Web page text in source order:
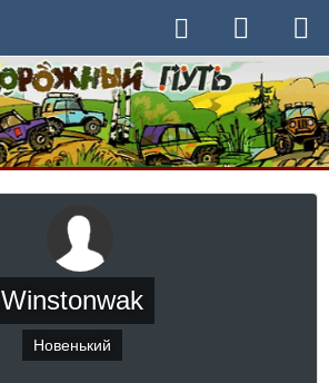
Winstonwak
Новенький